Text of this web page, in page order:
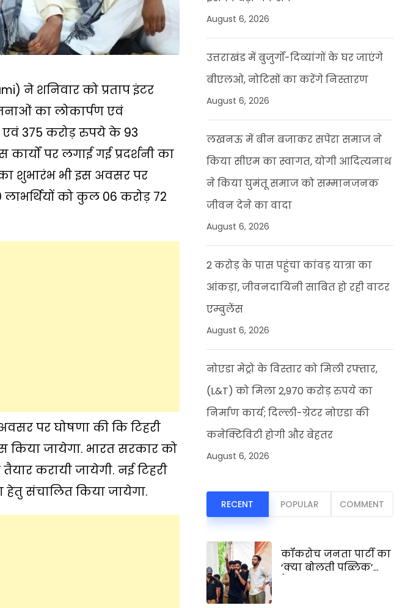
ने शनिवार को प्रताप इंटर
का लोकार्पण एवं
375 करोड़ रुपये के 93
पर लगाई गई प्रदर्शनी का
शुभारंभ भी इस अवसर पर
लाभर्थियों को कुल 06 करोड़ 72
पर घोषणा की कि टिहरी
किया जायेगा. भारत सरकार को
करायी जायेगी. नई टिहरी
संचालित किया जायेगा.
August 6, 2026
उत्तराखंड में बुजुर्गों-दिव्यांगों के घर जाएंगे
बीएलओ, नोटिसों का करेंगे निस्तारण
August 6, 2026
लखनऊ में बीन बजाकर सपेरा समाज ने
किया सीएम का स्वागत, योगी आदित्यनाथ
ने किया घुमंतू समाज को सम्मानजनक
जीवन देने का वादा
August 6, 2026
2 करोड़ के पास पहुंचा कांवड़ यात्रा का
आंकड़ा, जीवनदायिनी साबित हो रही वाटर
एम्बुलेंस
August 6, 2026
नोएडा मेट्रो के विस्तार को मिली रफ्तार,
(L&T) को मिला 2,970 करोड़ रुपये का
निर्माण कार्य; दिल्ली-ग्रेटर नोएडा की
कनेक्टिविटी होगी और बेहतर
August 6, 2026
RECENT POPULAR COMMENT
कॉकरोच जनता पार्टी का
‘क्या बोलती पब्लिक’